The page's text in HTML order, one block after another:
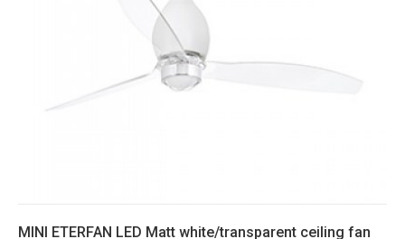
MINI ETERFAN LED Matt white/transparent ceiling fan